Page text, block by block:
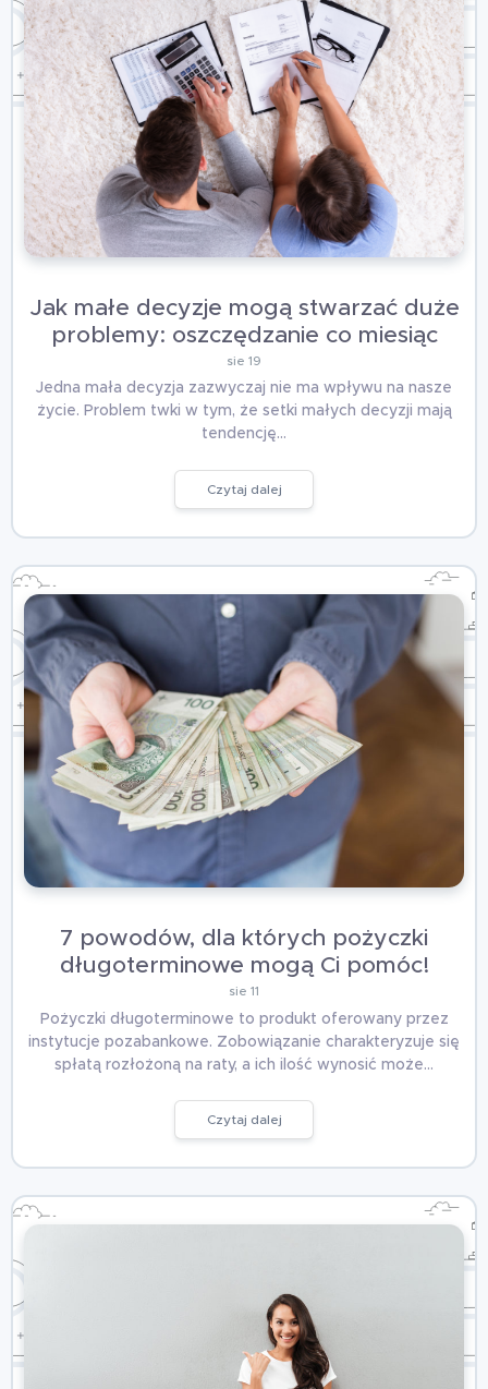
Jak małe decyzje mogą stwarzać duże
problemy: oszczędzanie co miesiąc
sie 19
Jedna mała decyzja zazwyczaj nie ma wpływu na nasze
życie. Problem twki w tym, że setki małych decyzji mają
tendencję…
Czytaj dalej
7 powodów, dla których pożyczki
długoterminowe mogą Ci pomóc!
sie 11
Pożyczki długoterminowe to produkt oferowany przez
instytucje pozabankowe. Zobowiązanie charakteryzuje się
spłatą rozłożoną na raty, a ich ilość wynosić może…
Czytaj dalej